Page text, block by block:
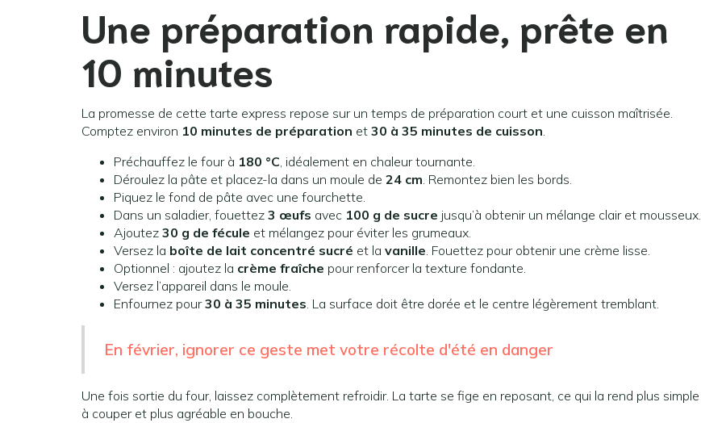
Une préparation rapide, prête en
10 minutes
La promesse de cette tarte express repose sur un temps de préparation court et une cuisson maîtrisée.
Comptez environ 10 minutes de préparation et 30 à 35 minutes de cuisson.
Préchauffez le four à 180 °C, idéalement en chaleur tournante.
Déroulez la pâte et placez-la dans un moule de 24 cm. Remontez bien les bords.
Piquez le fond de pâte avec une fourchette.
Dans un saladier, fouettez 3 œufs avec 100 g de sucre jusqu’à obtenir un mélange clair et mousseux.
Ajoutez 30 g de fécule et mélangez pour éviter les grumeaux.
Versez la boîte de lait concentré sucré et la vanille. Fouettez pour obtenir une crème lisse.
Optionnel : ajoutez la crème fraîche pour renforcer la texture fondante.
Versez l’appareil dans le moule.
Enfournez pour30 à 35 minutes. La surface doit être dorée et le centre légèrement tremblant.
En février, ignorer ce geste met votre récolte d'été en danger
Une fois sortie du four, laissez complètement refroidir. La tarte se fige en reposant, ce qui la rend plus simple
à couper et plus agréable en bouche.